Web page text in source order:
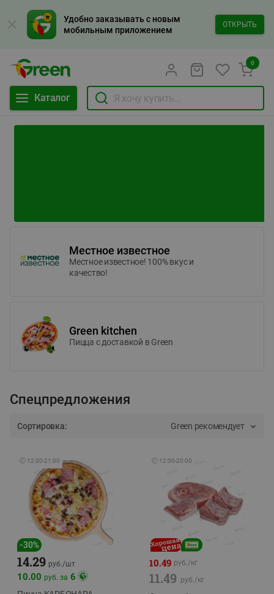
Удобно заказывать с новым
мобильным приложением
ОТКРЫТЬ
Каталог
0
Местное известное
Местное известное! 100% вкус и
качество!
Green kitchen
Пицца c доставкой в Green
Спецпредложения
Сортировка: Green рекомендует
🕘 12:00-21:00
-30%
14.29 руб./шт
10.00 руб. за 6
🕘 12:00-20:00
10.49 руб./кг
11.49 руб./кг